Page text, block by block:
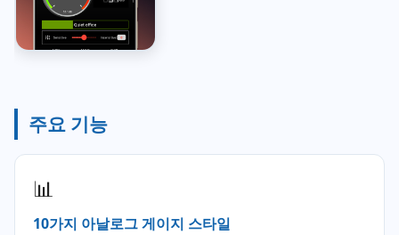
주요 기능
📊
10가지 아날로그 게이지 스타일